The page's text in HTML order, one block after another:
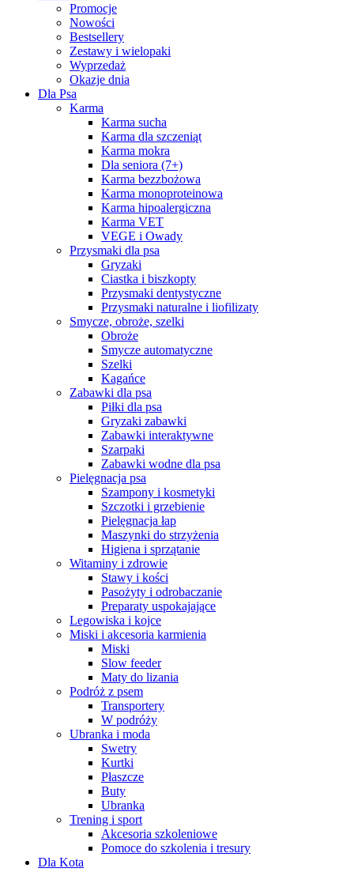
Promocje
Nowości
Bestsellery
Zestawy i wielopaki
Wyprzedaż
Okazje dnia
Dla Psa
Karma
Karma sucha
Karma dla szczeniąt
Karma mokra
Dla seniora (7+)
Karma bezzbożowa
Karma monoproteinowa
Karma hipoalergiczna
Karma VET
VEGE i Owady
Przysmaki dla psa
Gryzaki
Ciastka i biszkopty
Przysmaki dentystyczne
Przysmaki naturalne i liofilizaty
Smycze, obroże, szelki
Obroże
Smycze automatyczne
Szelki
Kagańce
Zabawki dla psa
Piłki dla psa
Gryzaki zabawki
Zabawki interaktywne
Szarpaki
Zabawki wodne dla psa
Pielęgnacja psa
Szampony i kosmetyki
Szczotki i grzebienie
Pielęgnacja łap
Maszynki do strzyżenia
Higiena i sprzątanie
Witaminy i zdrowie
Stawy i kości
Pasożyty i odrobaczanie
Preparaty uspokajające
Legowiska i kojce
Miski i akcesoria karmienia
Miski
Slow feeder
Maty do lizania
Podróż z psem
Transportery
W podróży
Ubranka i moda
Swetry
Kurtki
Płaszcze
Buty
Ubranka
Trening i sport
Akcesoria szkoleniowe
Pomoce do szkolenia i tresury
Dla Kota